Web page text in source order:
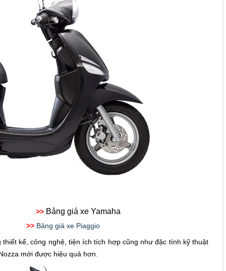
>> Bảng giá xe Yamaha
>> Bảng giá xe Piaggio
kế, công nghệ, tiện ích tích hợp cũng như đặc tính kỹ thuật
mới được hiệu quả hơn.